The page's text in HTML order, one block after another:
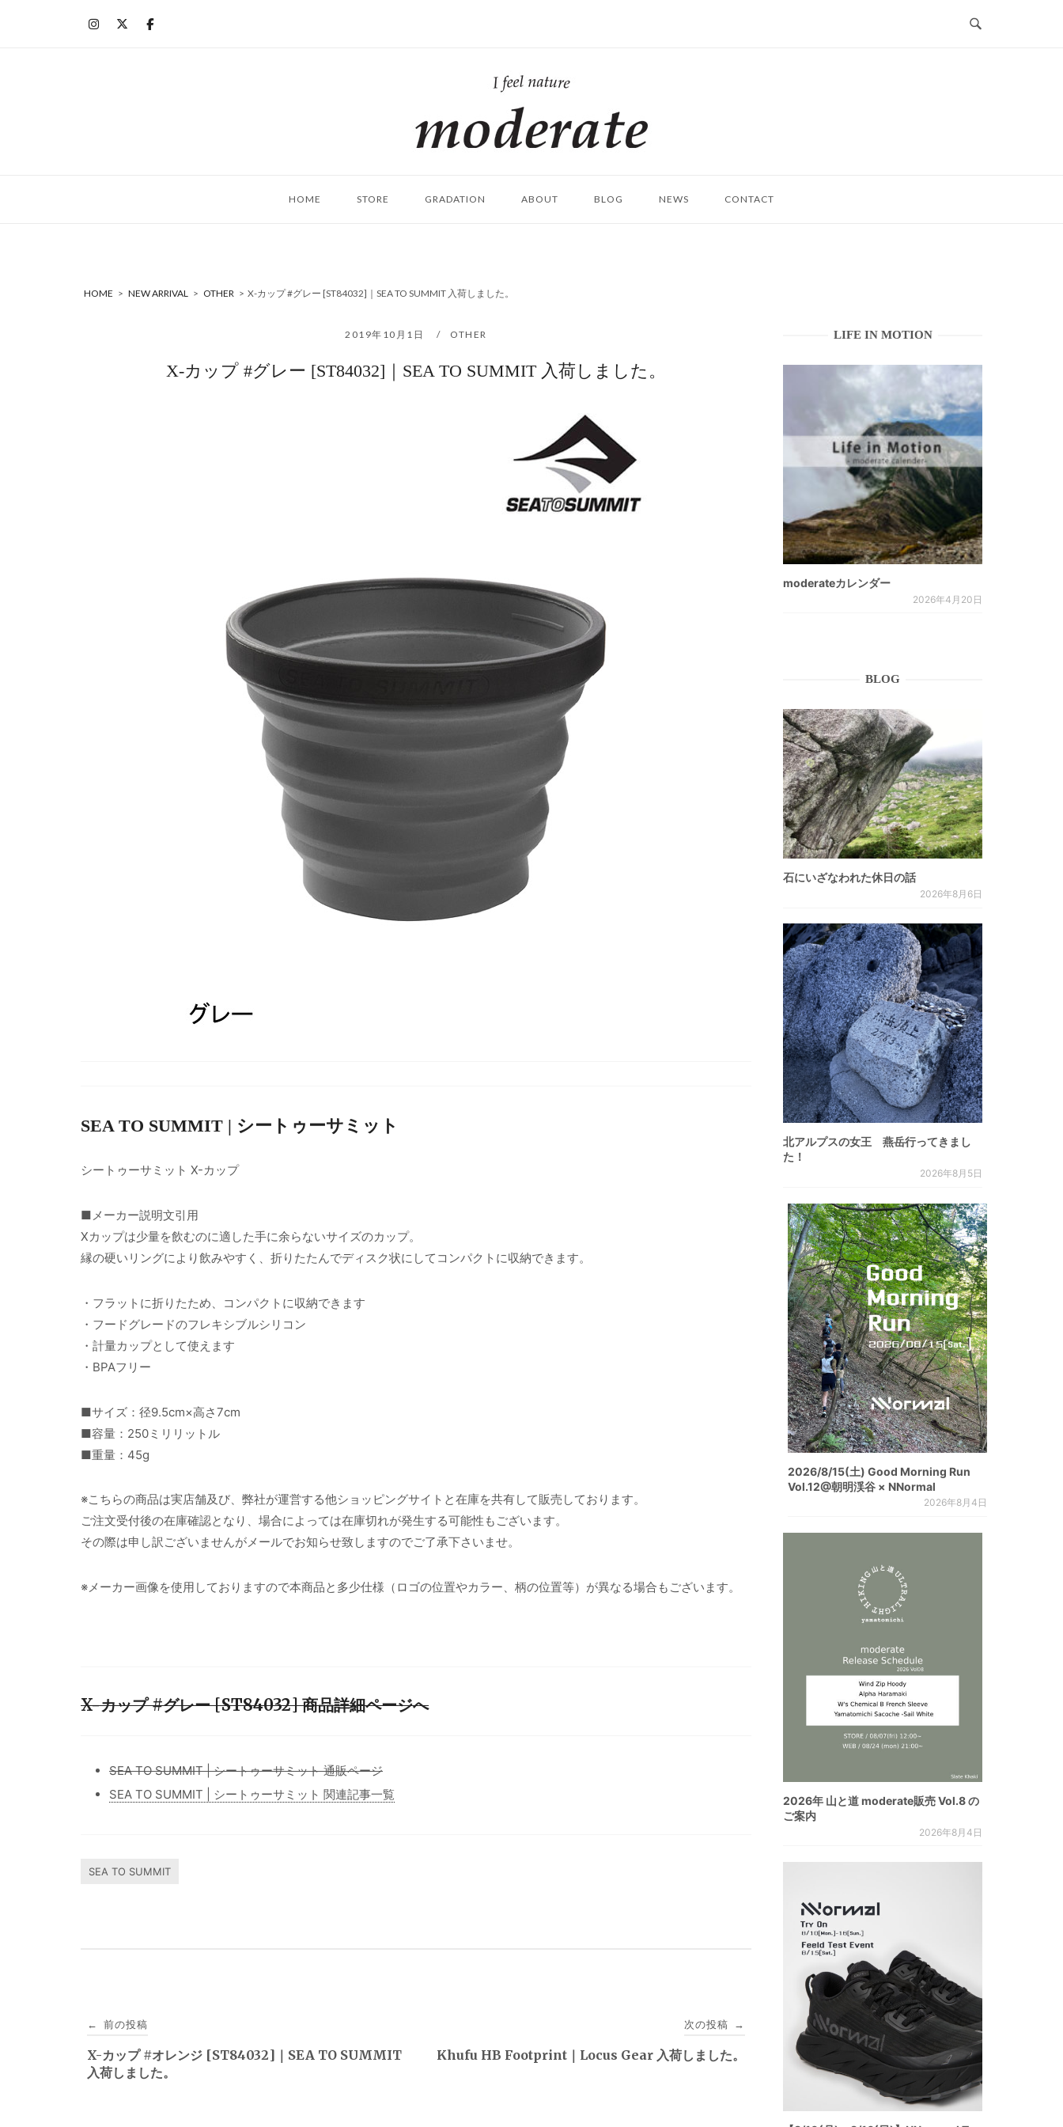
ム
HOME STORE GRADATION ABOUT BLOG NEWS CONTACT
HOME > NEW ARRIVAL > OTHER > X-カップ #グレー [ST84032]｜SEA TO SUMMIT 入荷しました。
2019年10月1日 OTHER
X-カップ #グレー [ST84032]｜SEA TO SUMMIT 入荷しました。
SEA TO SUMMIT | シートゥーサミット
シートゥーサミット X-カップ
■メーカー説明文引用
Xカップは少量を飲むのに適した手に余らないサイズのカップ。
縁の硬いリングにより飲みやすく、折りたたんでディスク状にしてコンパクトに収納できます。
・フラットに折りたため、コンパクトに収納できます
・フードグレードのフレキシブルシリコン
・計量カップとして使えます
・BPAフリー
■サイズ：径9.5cm×高さ7cm
■容量：250ミリリットル
■重量：45g
※こちらの商品は実店舗及び、弊社が運営する他ショッピングサイトと在庫を共有して販売しております。
ご注文受付後の在庫確認となり、場合によっては在庫切れが発生する可能性もございます。
その際は申し訳ございませんがメールでお知らせ致しますのでご了承下さいませ。
※メーカー画像を使用しておりますので本商品と多少仕様（ロゴの位置やカラー、柄の位置等）が異なる場合もございます。
X-カップ #グレー [ST84032] 商品詳細ページへ
SEA TO SUMMIT | シートゥーサミット 通販ページ
SEA TO SUMMIT | シートゥーサミット 関連記事一覧
SEA TO SUMMIT
稿
ナ
← 前の投稿
X-カップ #オレンジ [ST84032]｜SEA TO SUMMIT
入荷しました。
次の投稿 →
Khufu HB Footprint｜Locus Gear 入荷しました。
LIFE IN MOTION
moderateカレンダー
2026年4月20日
BLOG
石にいざなわれた休日の話
2026年8月6日
北アルプスの女王 燕岳行ってきまし
た！
2026年8月5日
2026/8/15(土) Good Morning Run
Vol.12@朝明渓谷 × NNormal
2026年8月4日
2026年 山と道 moderate販売 Vol.8 の
ご案内
2026年8月4日